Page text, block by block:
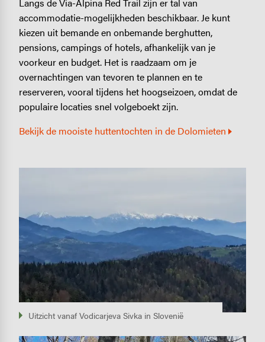
Langs de Via-Alpina Red Trail zijn er tal van
accommodatie-mogelijkheden beschikbaar. Je kunt
kiezen uit bemande en onbemande berghutten,
pensions, campings of hotels, afhankelijk van je
voorkeur en budget. Het is raadzaam om je
overnachtingen van tevoren te plannen en te
reserveren, vooral tijdens het hoogseizoen, omdat de
populaire locaties snel volgeboekt zijn.
Bekijk de mooiste huttentochten in de Dolomieten
Uitzicht vanaf Vodicarjeva Sivka in Slovenië